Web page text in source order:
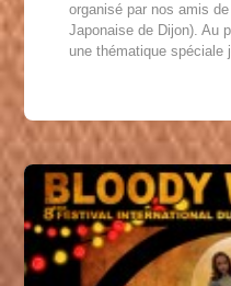
organisé par nos amis
Japonaise de Dijon). Au
une thématique spéciale